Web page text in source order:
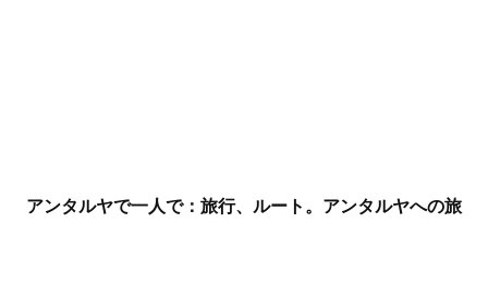
アンタルヤで一人で：旅行、ルート。アンタルヤへの旅